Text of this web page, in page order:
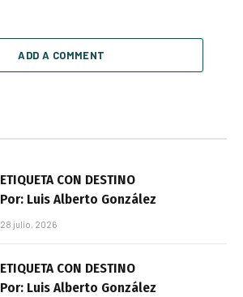
ADD A COMMENT
ETIQUETA CON DESTINO
Por: Luis Alberto González
28 julio, 2026
ETIQUETA CON DESTINO
Por: Luis Alberto González